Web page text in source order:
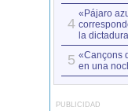
4
«Pájaro
la
5 «Cançons
en una
PUBLICIDAD